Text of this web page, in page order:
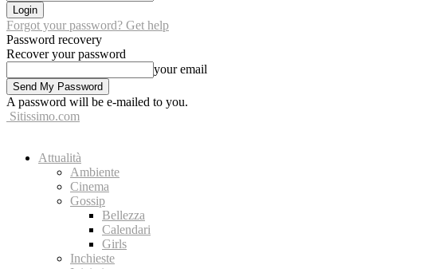
Forgot your password? Get help
Password recovery
Recover your password
your email
A password will be e-mailed to you.
Sitissimo.com
Attualità
Ambiente
Cinema
Gossip
Bellezza
Calendari
Girls
Inchieste